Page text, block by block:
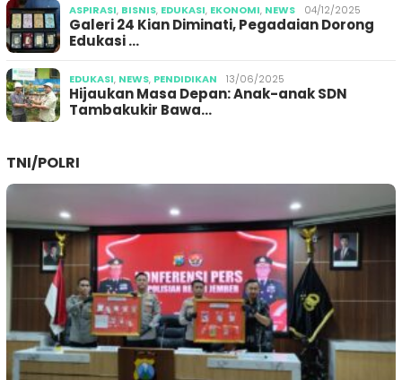
ASPIRASI, BISNIS, EDUKASI, EKONOMI, NEWS 04/12/2025
Galeri 24 Kian Diminati, Pegadaian Dorong
Edukasi …
EDUKASI, NEWS, PENDIDIKAN 13/06/2025
Hijaukan Masa Depan: Anak-anak SDN
Tambakukir Bawa…
TNI/POLRI